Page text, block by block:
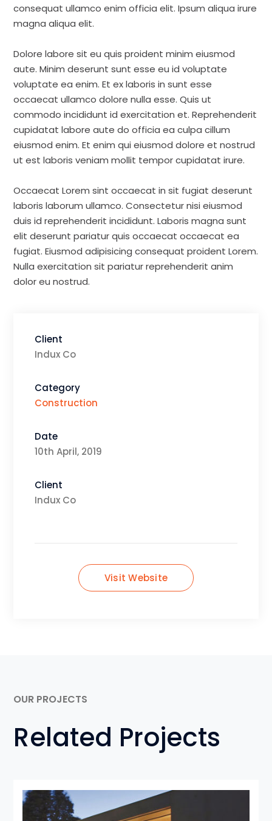
consequat ullamco enim officia elit. Ipsum aliqua irure
magna aliqua elit.
Dolore labore sit eu quis proident minim eiusmod
aute. Minim deserunt sunt esse eu id voluptate
voluptate ea enim. Et ex laboris in sunt esse
occaecat ullamco dolore nulla esse. Quis ut
commodo incididunt id exercitation et. Reprehenderit
cupidatat labore aute do officia ea culpa cillum
eiusmod enim. Et enim qui eiusmod dolore et nostrud
ut est laboris veniam mollit tempor cupidatat irure.
Occaecat Lorem sint occaecat in sit fugiat deserunt
laboris laborum ullamco. Consectetur nisi eiusmod
duis id reprehenderit incididunt. Laboris magna sunt
elit deserunt pariatur quis occaecat occaecat ea
fugiat. Eiusmod adipisicing consequat proident Lorem.
Nulla exercitation sit pariatur reprehenderit anim
dolor eu nostrud.
Client
Indux Co
Category
Construction
Date
10th April, 2019
Client
Indux Co
Visit Website
OUR PROJECTS
Related Projects